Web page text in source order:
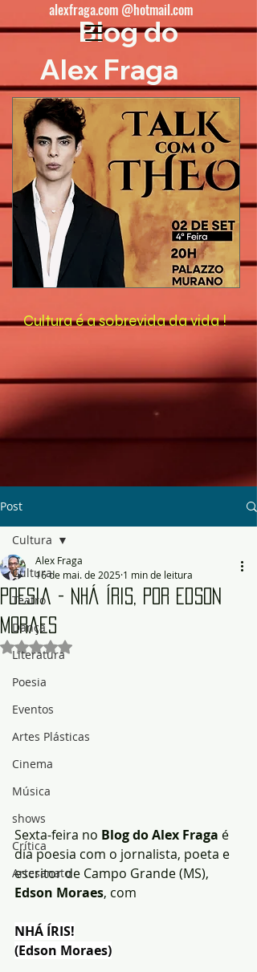
Cultura é a sobrevida da vida !
Blog do
Alex Fraga
alexfraga.com @hotmail.com
Post
Cultura
Teatro
Dança
Literatura
Poesia
Eventos
Artes Plásticas
Cinema
Música
shows
Crítica
Artesanato
Cultura
Poesia - Nhá Íris, por Edson
Moraes
Alex Fraga
16 de mai. de 2025 1 min de leitura
Avaliado com NaN de 5 estrelas.
Sexta-feira no Blog do Alex Fraga é
dia poesia com o jornalista, poeta e
escritor de Campo Grande (MS),
Edson Moraes, com
NHÁ ÍRIS!
(Edson Moraes)